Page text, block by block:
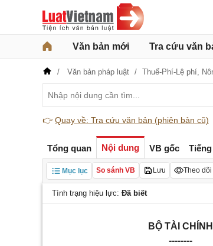
Văn bản mới Tra cứu văn
Văn bản pháp luật Thuế-Phí-Lệ phí,
👉 Quay về: Tra cứu văn bản (phiên bản cũ)
Tổng quan Nội dung VB gốc
Mục lục So sánh VB Lưu Theo dõi
Tình trạng hiệu lực: Đã biết
BỘ TÀI CHÍNH
--------